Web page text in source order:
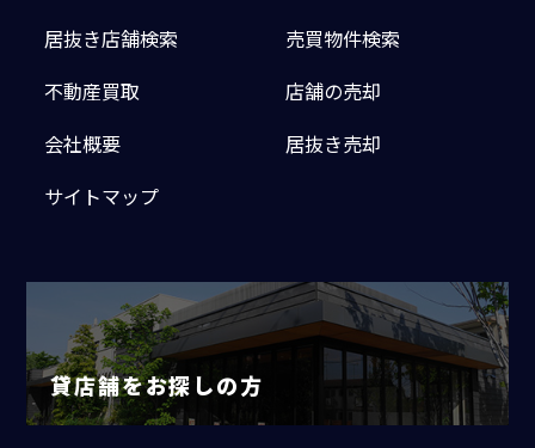
居抜き店舗検索
売買物件検索
不動産買取
店舗の売却
会社概要
居抜き売却
サイトマップ
貸店舗をお探しの方